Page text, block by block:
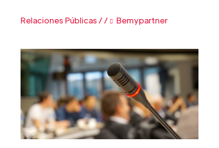
Relaciones Públicas / / Bemypartner